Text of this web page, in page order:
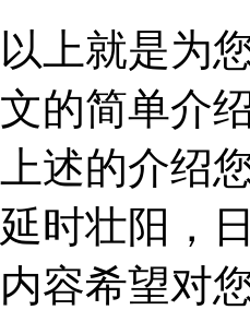
以上就是为
文的简单介
上述的介绍
延时壮阳，
内容希望对